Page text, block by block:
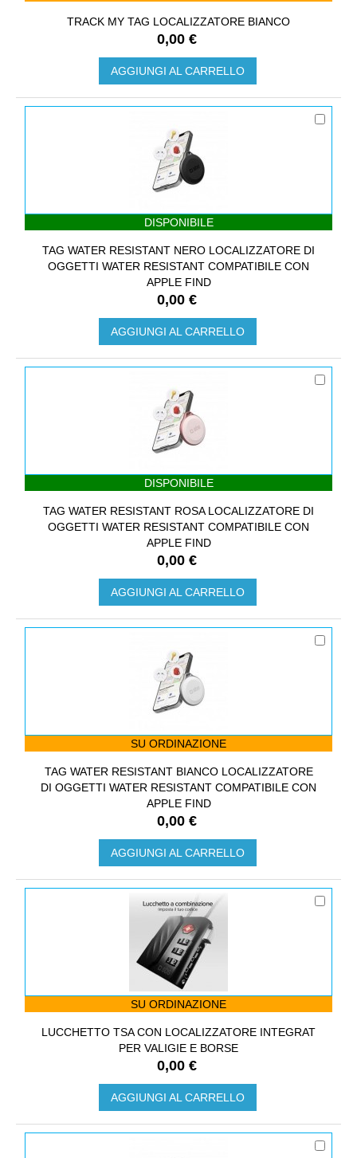
TRACK MY TAG LOCALIZZATORE BIANCO
0,00 €
AGGIUNGI AL CARRELLO
DISPONIBILE
TAG WATER RESISTANT NERO LOCALIZZATORE DI
OGGETTI WATER RESISTANT COMPATIBILE CON
APPLE FIND
0,00 €
AGGIUNGI AL CARRELLO
DISPONIBILE
TAG WATER RESISTANT ROSA LOCALIZZATORE DI
OGGETTI WATER RESISTANT COMPATIBILE CON
APPLE FIND
0,00 €
AGGIUNGI AL CARRELLO
SU ORDINAZIONE
TAG WATER RESISTANT BIANCO LOCALIZZATORE
DI OGGETTI WATER RESISTANT COMPATIBILE CON
APPLE FIND
0,00 €
AGGIUNGI AL CARRELLO
SU ORDINAZIONE
LUCCHETTO TSA CON LOCALIZZATORE INTEGRAT
PER VALIGIE E BORSE
0,00 €
AGGIUNGI AL CARRELLO